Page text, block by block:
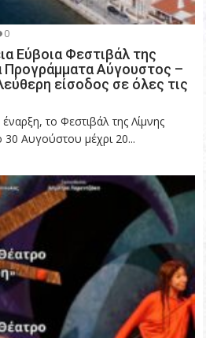
0
Εύβοια Φεστιβάλ της
Προγράμματα Αύγουστος –
είσοδος σε όλες τις
το Φεστιβάλ της Λίμνης
30 Αυγούστου μέχρι 20...